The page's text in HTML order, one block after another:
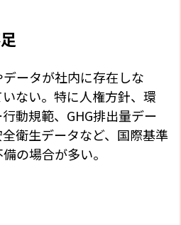
ータが社内に存在しな
ない。特に人権方針、環
動規範、GHG排出量デー
衛生データなど、国際基準
の場合が多い。